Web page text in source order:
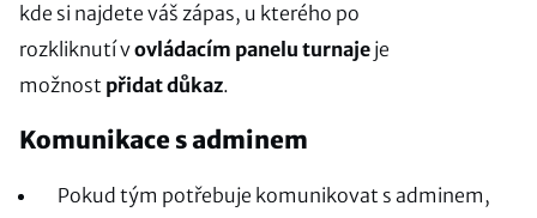
kde si najdete váš zápas, u kterého po
rozkliknutí vovládacím panelu turnaje je
možnost přidat důkaz.
Komunikace s adminem
Pokud tým potřebuje komunikovat s adminem,